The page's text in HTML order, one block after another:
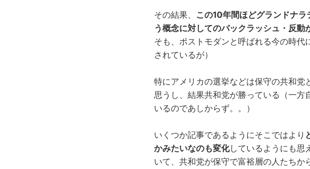
その結果、 この10年間ほどグランドナ
う概念に対してのバックラッシュ・反動
そも、ポストモダンと呼ばれる今の時代
されているが）
特にアメリカの選挙などは保守の共和党
思うし、結果共和党が勝っている（一
いるのであしからず。。）
いくつか記事であるようにそこではより
かみたいなのも変化しているようにも思
いて、共和党が保守で富裕層の人たち